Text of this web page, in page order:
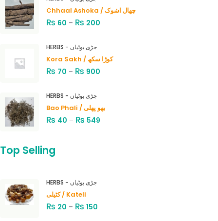
Chhaal Ashoka / چھال اشوک
₨ 60 – ₨ 200
HERBS - جڑی بوٹیاں
Kora Sakh / کوڑا سکھ
₨ 70 – ₨ 900
HERBS - جڑی بوٹیاں
Bao Phali / بھو پھلی
₨ 40 – ₨ 549
Top Selling
HERBS - جڑی بوٹیاں
کٹیلی / Kateli
₨ 20 – ₨ 150